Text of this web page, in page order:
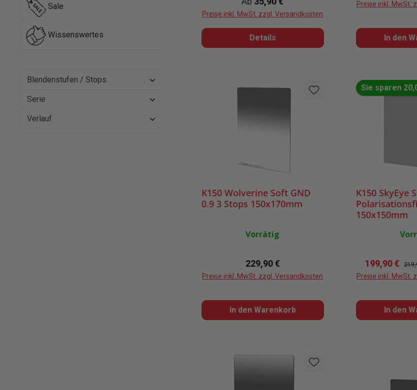
Sale
Wissenswertes
Blendenstufen / Stops
Serie
Verlauf
Preise inkl. MwSt. zzgl. Versandkosten
Details
Preise inkl. MwSt.
In den
K150 Wolverine Soft GND
0.9 3 Stops 150x170mm
Vorrätig
Regulärer Preis:
229,90 €
Preise inkl. MwSt. zzgl. Versandkosten
In den Warenkorb
Sie sparen
K150 SkyEye
150x150mm
199,90 €
Preise inkl. MwSt.
In den